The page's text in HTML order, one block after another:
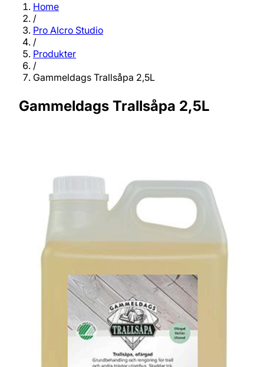
Home
/
Pro Alcro Studio
/
Produkter
/
Gammeldags Trallsåpa 2,5L
Gammeldags Trallsåpa 2,5L